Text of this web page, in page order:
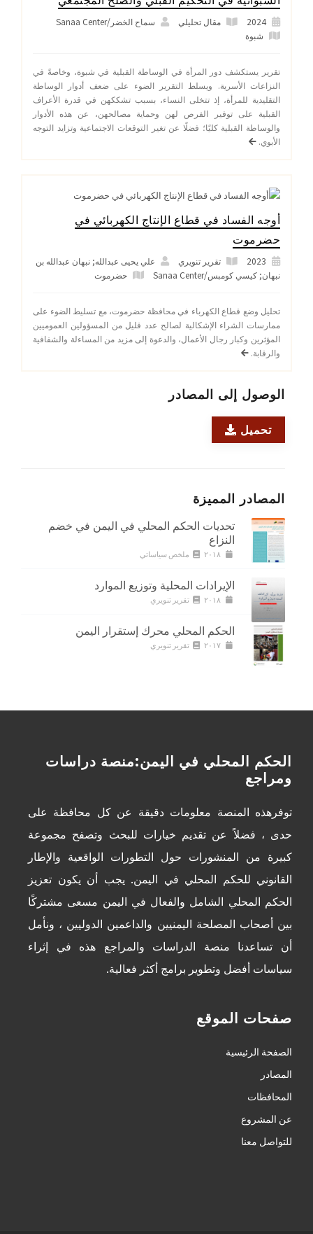
مقال تحليلي
سماح الخضر/Sanaa Center
شبوة
تقرير يستكشف دور المرأة في الوساطة القبلية في شبوة، وخاصةً في
النزاعات الأسرية. ويسلط التقرير الضوء على ضعف أدوار الوساطة
التقليدية للمرأة، إذ تتخلى النساء، بسبب تشككهن في قدرة الأعراف
القبلية على توفير الفرص لهن وحماية مصالحهن، عن هذه الأدوار
والوساطة القبلية كليًا؛ فضلًا عن تغير التوقعات الاجتماعية وتزايد التوجه
الأبوي.
أوجه الفساد في قطاع الإنتاج الكهربائي في
حضرموت
تقرير تنويري
علي يحيى عبدالله; نبهان عبدالله بن
نبهان; كيسي كومبس/Sanaa Center
حضرموت
تحليل وضع قطاع الكهرباء في محافظة حضرموت، مع تسليط الضوء على
ممارسات الشراء الإشكالية لصالح عدد قليل من المسؤولين العموميين
المؤثرين وكبار رجال الأعمال، والدعوة إلى مزيد من المساءلة والشفافية
والرقابة.
الوصول إلى المصادر
تحميل
المصادر المميزة
تحديات الحكم المحلي في اليمن في خضم
النزاع
ملخص سياساتي
الإيرادات المحلية وتوزيع الموارد
تقرير تنويري
الحكم المحلي محرك إستقرار اليمن
تقرير تنويري
الحكم المحلي في اليمن:منصة دراسات
ومراجع
توفرهذه المنصة معلومات دقيقة عن كل محافظة على
حدى ، فضلاً عن تقديم خيارات للبحث وتصفح مجموعة
كبيرة من المنشورات حول التطورات الواقعية والإطار
القانوني للحكم المحلي في اليمن. يجب أن يكون تعزيز
الحكم المحلي الشامل والفعال في اليمن مسعى مشتركًا
بين أصحاب المصلحة اليمنيين والداعمين الدوليين ، ونأمل
أن تساعدنا منصة الدراسات والمراجع هذه في إثراء
سياسات أفضل وتطوير برامج أكثر فعالية.
صفحات الموقع
الصفحة الرئيسية
المصادر
المحافظات
عن المشروع
للتواصل معنا